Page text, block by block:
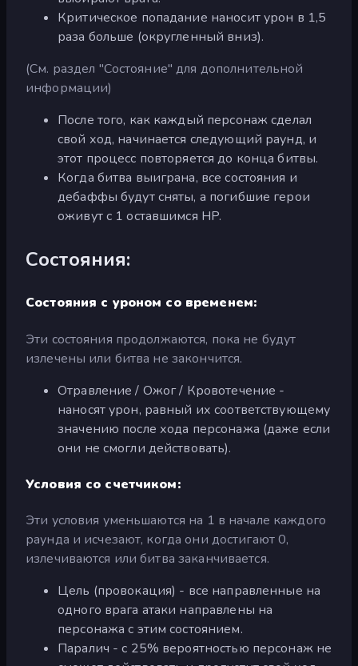
Критическое попадание наносит урон в 1,5
раза больше (округленный вниз).
(См. раздел "Состояние" для дополнительной
информации)
После того, как каждый персонаж сделал
свой ход, начинается следующий раунд, и
этот процесс повторяется до конца битвы.
Когда битва выиграна, все состояния и
дебаффы будут сняты, а погибшие герои
оживут с 1 оставшимся HP.
Состояния:
Состояния с уроном со временем:
Эти состояния продолжаются, пока не будут
излечены или битва не закончится.
Отравление / Ожог / Кровотечение -
наносят урон, равный их соответствующему
значению после хода персонажа (даже если
они не смогли действовать).
Условия со счетчиком:
Эти условия уменьшаются на 1 в начале каждого
раунда и исчезают, когда они достигают 0,
излечиваются или битва заканчивается.
Цель (провокация) - все направленные на
одного врага атаки направлены на
персонажа с этим состоянием.
Паралич - с 25% вероятностью персонаж не